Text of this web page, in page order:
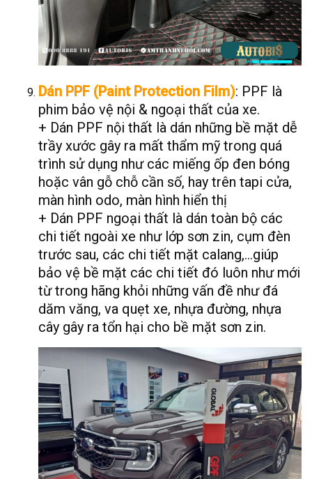
Dán PPF (Paint Protection Film): PPF là
phim bảo vệ nội & ngoại thất của xe.
+ Dán PPF nội thất là dán những bề mặt dễ
trầy xước gây ra mất thẩm mỹ trong quá
trình sử dụng như các miếng ốp đen bóng
hoặc vân gỗ chỗ cần số, hay trên tapi cửa,
màn hình odo, màn hình hiển thị
+ Dán PPF ngoại thất là dán toàn bộ các
chi tiết ngoài xe như lớp sơn zin, cụm đèn
trước sau, các chi tiết mặt calang,…giúp
bảo vệ bề mặt các chi tiết đó luôn như mới
từ trong hãng khỏi những vấn đề như đá
dăm văng, va quẹt xe, nhựa đường, nhựa
cây gây ra tổn hại cho bề mặt sơn zin.